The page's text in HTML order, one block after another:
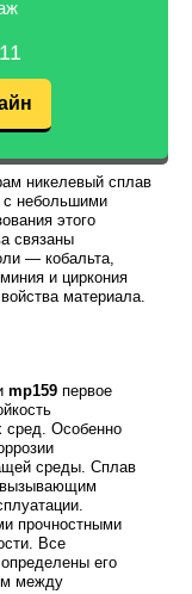
никелевый сплав
с небольшими
этого
связаны
— кобальта,
и циркония
материала.
mp159первое
сред. Особенно
среды. Сплав
вызывающим
прочностными
Все
его
между